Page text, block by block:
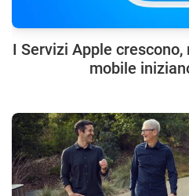
I Servizi Apple
mobile